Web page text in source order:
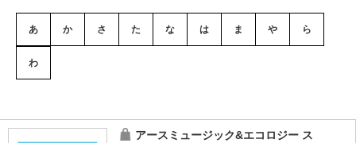
あ か さ た な は ま や ら
わ
アースミュージック&エコロジー ス